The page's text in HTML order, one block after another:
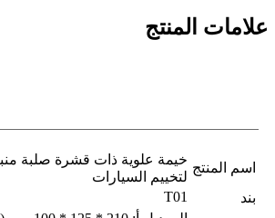
علامات المنتج
اسم المنتج
خيمة علوية ذات قشرة صلبة
لتخييم السيارات
بند
T01